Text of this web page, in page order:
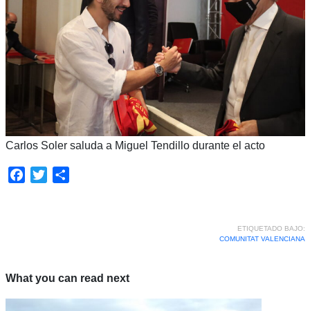
Carlos Soler saluda a Miguel Tendillo durante el acto
Facebook
Twitter
ETIQUETADO BAJO:
COMUNITAT VALENCIANA
What you can read next